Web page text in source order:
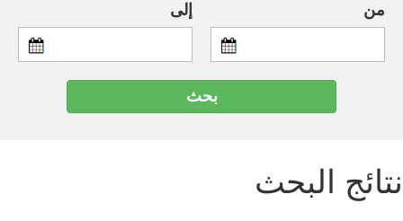
من إلى
نتائج البحث